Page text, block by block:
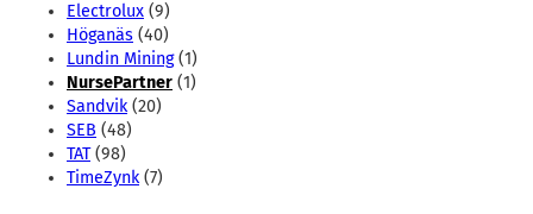
Electrolux (9)
Höganäs (40)
Lundin Mining(1)
NursePartner (1)
Sandvik(20)
SEB (48)
TAT(98)
TimeZynk(7)